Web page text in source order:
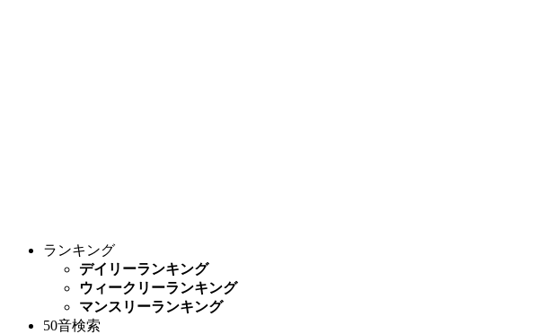
ランキング
デイリーランキング
ウィークリーランキング
マンスリーランキング
50音検索